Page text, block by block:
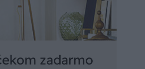
zadarmo